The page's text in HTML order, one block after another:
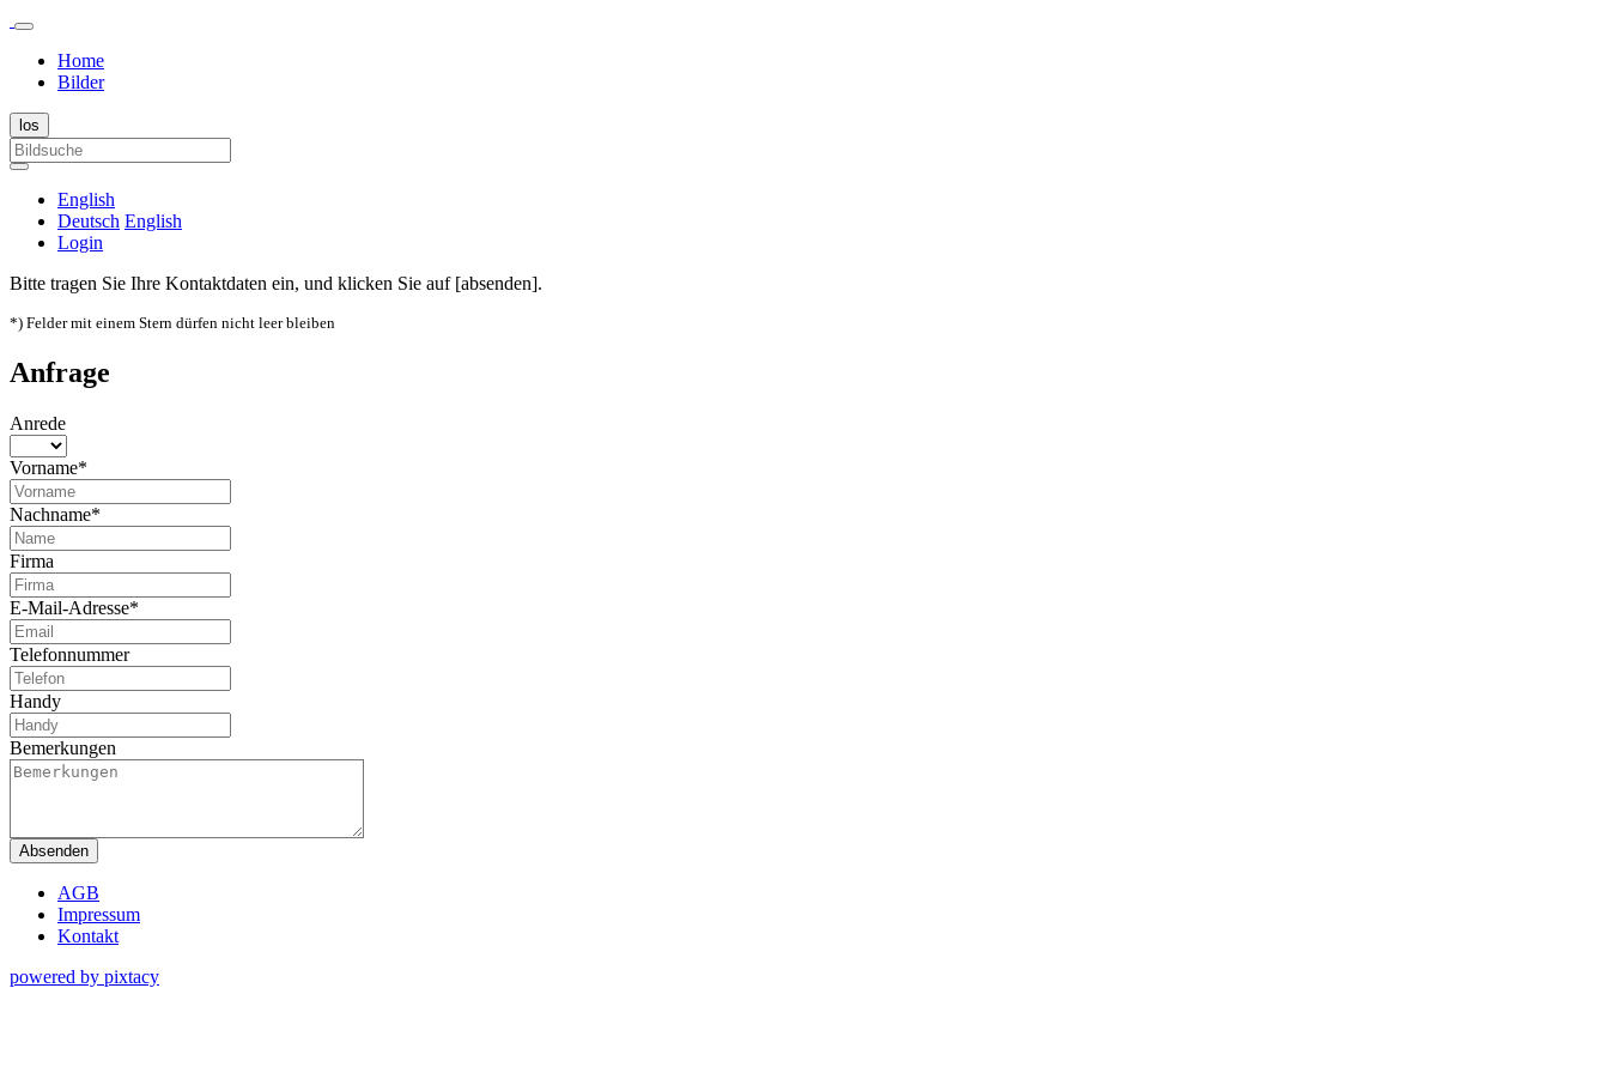
Home
Bilder
English
Deutsch English
Login
Bitte tragen Sie Ihre Kontaktdaten ein, und klicken Sie auf [absenden].
*) Felder mit einem Stern dürfen nicht leer bleiben
Anfrage
Anrede
Vorname*
Nachname*
Firma
E-Mail-Adresse*
Telefonnummer
Handy
Bemerkungen
Absenden
AGB
Impressum
Kontakt
powered by pixtacy